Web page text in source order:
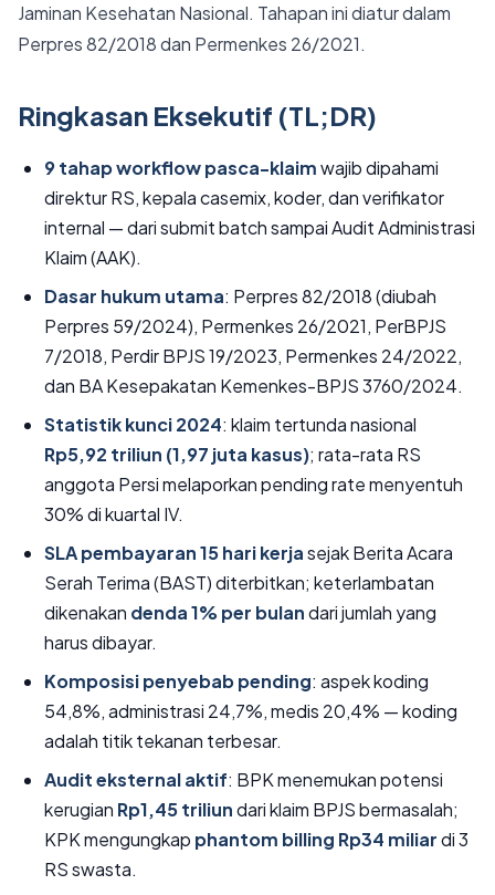
Jaminan Kesehatan Nasional. Tahapan ini diatur dalam
Perpres 82/2018 dan Permenkes 26/2021.
Ringkasan Eksekutif (TL;DR)
9 tahap workflow pasca-klaimwajib dipahami
direktur RS, kepala casemix, koder, dan verifikator
internal — dari submit batch sampai Audit Administrasi
Klaim (AAK).
Dasar hukum utama: Perpres 82/2018 (diubah
Perpres 59/2024), Permenkes 26/2021, PerBPJS
7/2018, Perdir BPJS 19/2023, Permenkes 24/2022,
dan BA Kesepakatan Kemenkes-BPJS 3760/2024.
Statistik kunci 2024: klaim tertunda nasional
Rp5,92 triliun (1,97 juta kasus); rata-rata RS
anggota Persi melaporkan pending rate menyentuh
30% di kuartal IV.
SLA pembayaran 15 hari kerjasejak Berita Acara
Serah Terima (BAST) diterbitkan; keterlambatan
dikenakan denda 1% per bulandari jumlah yang
harus dibayar.
Komposisi penyebab pending: aspek koding
54,8%, administrasi 24,7%, medis 20,4% — koding
adalah titik tekanan terbesar.
Audit eksternal aktif: BPK menemukan potensi
kerugian Rp1,45 triliundari klaim BPJS bermasalah;
KPK mengungkap phantom billing Rp34 miliardi 3
RS swasta.